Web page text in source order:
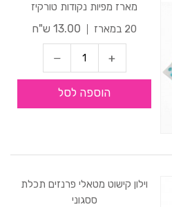
מארז מפיות נקודות טורקיז
20 במארז
13.00 ש"ח
הוספה לסל
וילון קישוט מטאלי פרנזים תכלת
ססגוני